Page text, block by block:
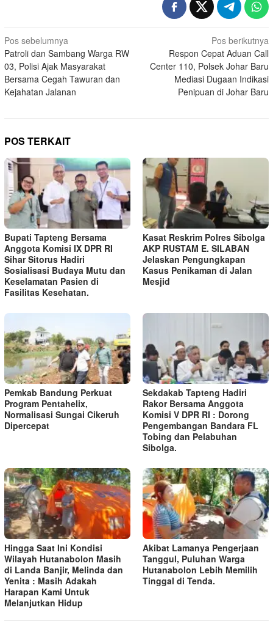
Navigasi
pos
Pos sebelumnya
Patroli dan Sambang Warga RW
03, Polisi Ajak Masyarakat
Bersama Cegah Tawuran dan
Kejahatan Jalanan
Pos berikutnya
Respon Cepat Aduan Call
Center 110, Polsek Johar Baru
Mediasi Dugaan Indikasi
Penipuan di Johar Baru
POS TERKAIT
Bupati Tapteng Bersama
Anggota Komisi IX DPR RI
Sihar Sitorus Hadiri
Sosialisasi Budaya Mutu dan
Keselamatan Pasien di
Fasilitas Kesehatan.
Kasat Reskrim Polres Sibolga
AKP RUSTAM E. SILABAN
Jelaskan Pengungkapan
Kasus Penikaman di Jalan
Mesjid
Pemkab Bandung Perkuat
Program Pentahelix,
Normalisasi Sungai Cikeruh
Dipercepat
Sekdakab Tapteng Hadiri
Rakor Bersama Anggota
Komisi V DPR RI : Dorong
Pengembangan Bandara FL
Tobing dan Pelabuhan
Sibolga.
Hingga Saat Ini Kondisi
Wilayah Hutanabolon Masih
di Landa Banjir, Melinda dan
Yenita : Masih Adakah
Harapan Kami Untuk
Melanjutkan Hidup
Akibat Lamanya Pengerjaan
Tanggul, Puluhan Warga
Hutanabolon Lebih Memilih
Tinggal di Tenda.